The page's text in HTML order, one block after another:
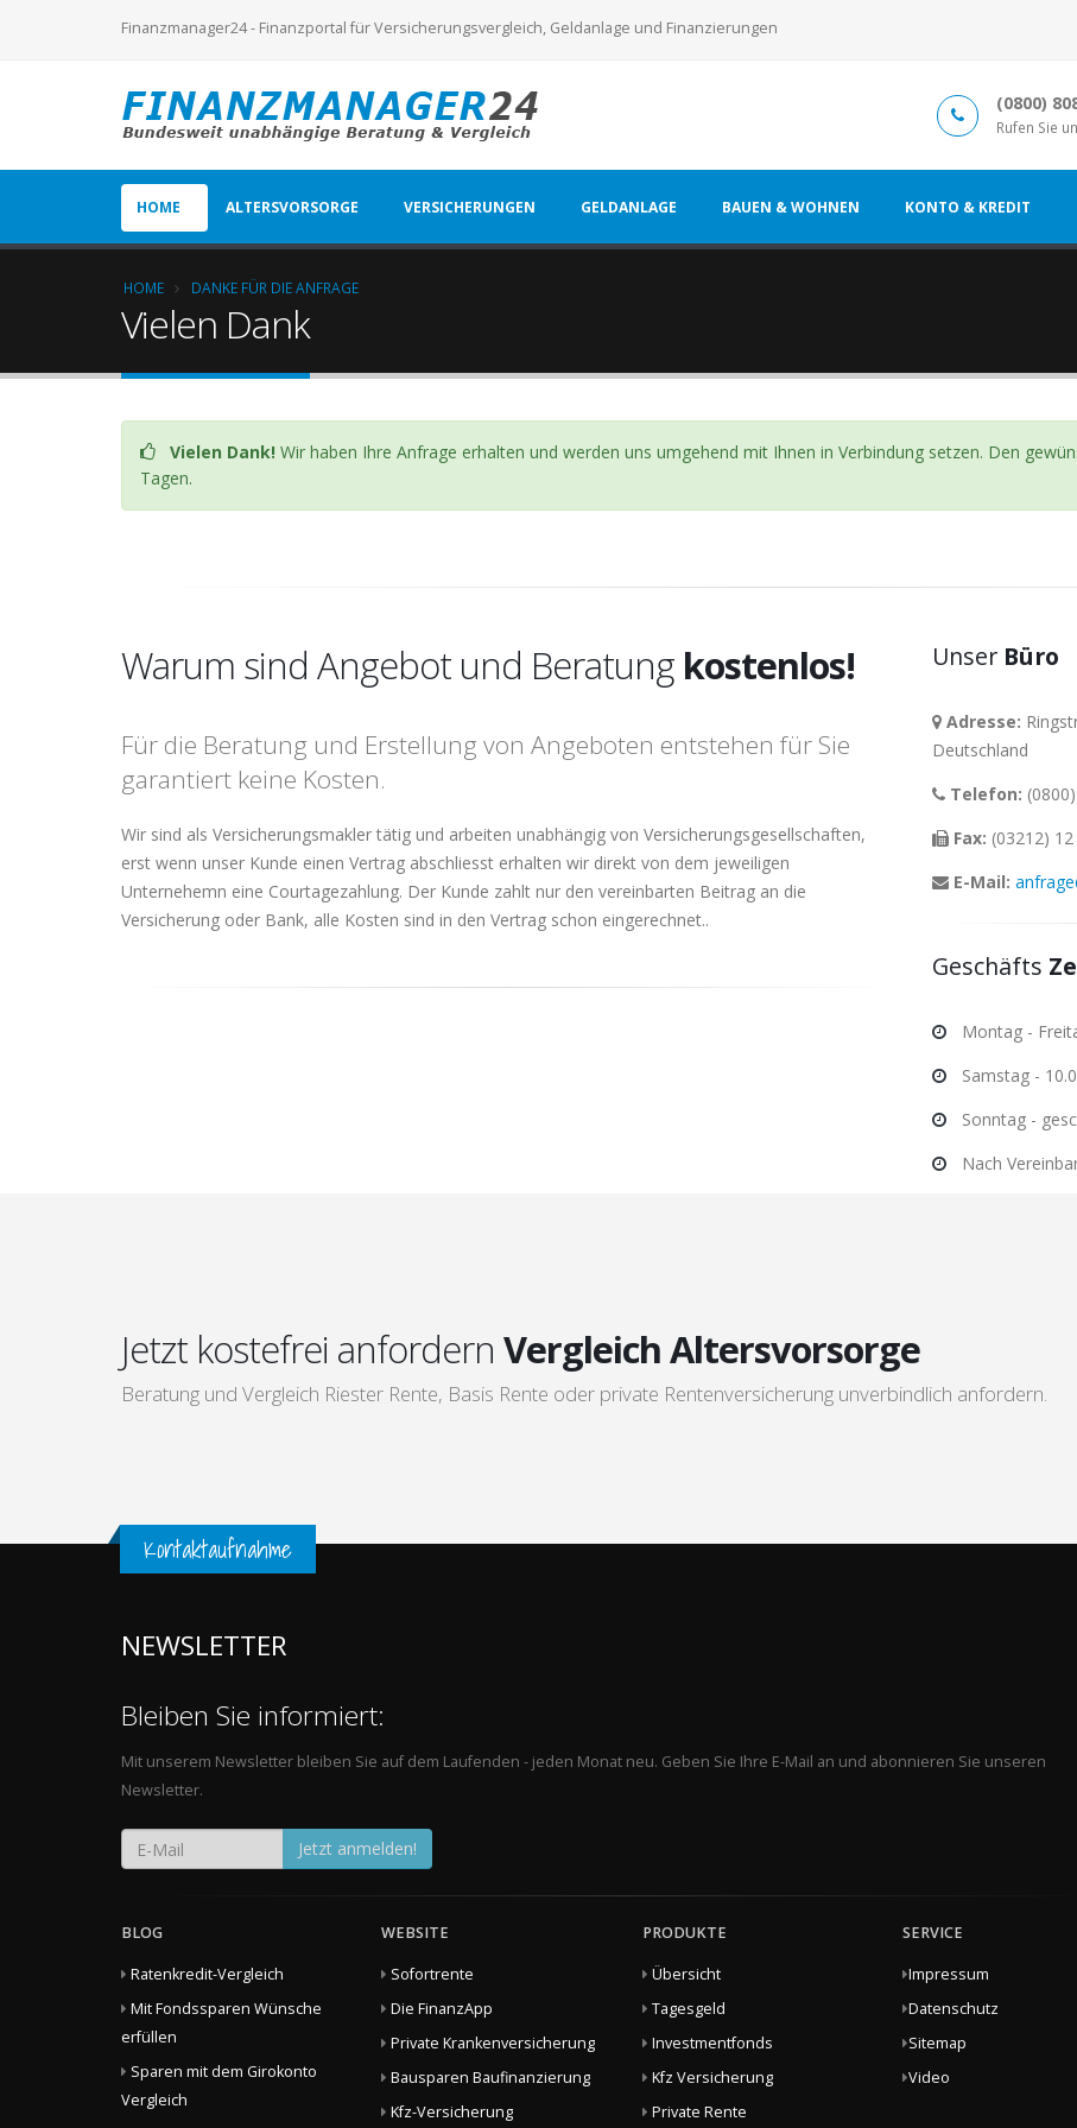
Finanzmanager24 - Finanzportal für Versicherungsvergleich, Geldanlage und Finanzierungen
(0800)
Rufen Sie
HOME ALTERSVORSORGE VERSICHERUNGEN GELDANLAGE BAUEN & WOHNEN KONTO & KREDIT
HOME DANKE FÜR DIE ANFRAGE
Vielen Dank
Vielen Dank! Wir haben Ihre Anfrage erhalten und werden uns umgehend mit Ihnen in Verbindung setzen. Den
Tagen.
Warum sind Angebot und Beratung kostenlos!
Für die Beratung und Erstellung von Angeboten entstehen für Sie
garantiert keine Kosten.
Wir sind als Versicherungsmakler tätig und arbeiten unabhängig von Versicherungsgesellschaften,
erst wenn unser Kunde einen Vertrag abschliesst erhalten wir direkt von dem jeweiligen
Unternehemn eine Courtagezahlung. Der Kunde zahlt nur den vereinbarten Beitrag an die
Versicherung oder Bank, alle Kosten sind in den Vertrag schon eingerechnet..
Unser Büro
Adresse:
Deutschland
Telefon:
Fax: (03212)
E-Mail:
Geschäfts
Montag -
Samstag -
Sonntag -
Nach
Jetzt kostefrei anfordern Vergleich Altersvorsorge
Beratung und Vergleich Riester Rente, Basis Rente oder private Rentenversicherung unverbindlich anfordern.
Kontaktaufnahme
NEWSLETTER
Bleiben Sie informiert:
Mit unserem Newsletter bleiben Sie auf dem Laufenden - jeden Monat neu. Geben Sie Ihre E-Mail an und abonnieren Sie unseren
Newsletter.
Jetzt anmelden!
BLOG
Ratenkredit-Vergleich
Mit Fondssparen Wünsche
erfüllen
Sparen mit dem Girokonto
Vergleich
WEBSITE
Sofortrente
Die FinanzApp
Private Krankenversicherung
Bausparen Baufinanzierung
Kfz-Versicherung
PRODUKTE
Übersicht
Tagesgeld
Investmentfonds
Kfz Versicherung
Private Rente
SERVICE
Impressum
Datenschutz
Sitemap
Video